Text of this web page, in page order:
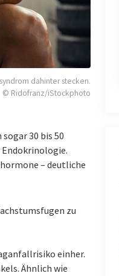
dahinter stecken.
© Ridofranz/iStockphoto
30 bis 50
– deutliche
zu
einher.
Ähnlich wie